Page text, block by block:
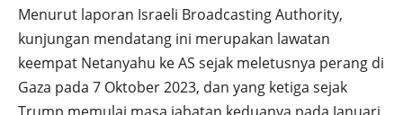
Menurut laporan Israeli Broadcasting Authority,
kunjungan mendatang ini merupakan lawatan
keempat Netanyahu ke AS sejak meletusnya perang di
Gaza pada 7 Oktober 2023, dan yang ketiga sejak